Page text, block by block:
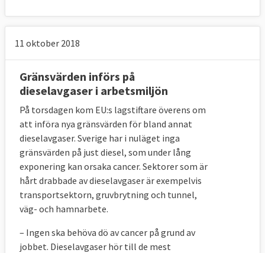
11 oktober 2018
Gränsvärden införs på
dieselavgaser i arbetsmiljön
På torsdagen kom EU:s lagstiftare överens om
att införa nya gränsvärden för bland annat
dieselavgaser. Sverige har i nuläget inga
gränsvärden på just diesel, som under lång
exponering kan orsaka cancer. Sektorer som är
hårt drabbade av dieselavgaser är exempelvis
transportsektorn, gruvbrytning och tunnel,
väg- och hamnarbete.
– Ingen ska behöva dö av cancer på grund av
jobbet. Dieselavgaser hör till de mest